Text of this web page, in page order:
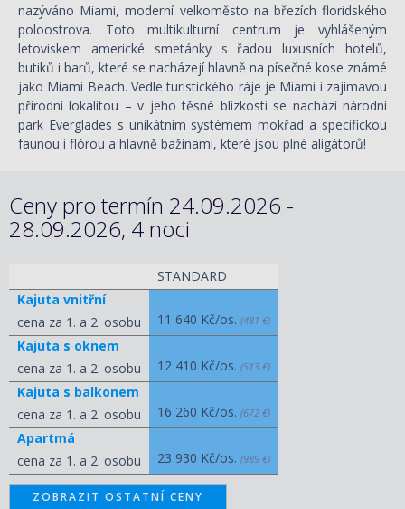
nazýváno Miami, moderní velkoměsto na březích floridského
poloostrova. Toto multikulturní centrum je vyhlášeným
letoviskem americké smetánky s řadou luxusních hotelů,
butiků i barů, které se nacházejí hlavně na písečné kose známé
jako Miami Beach. Vedle turistického ráje je Miami i zajímavou
přírodní lokalitou – v jeho těsné blízkosti se nachází národní
park Everglades s unikátním systémem mokřad a specifickou
faunou i flórou a hlavně bažinami, které jsou plné aligátorů!
Ceny pro termín 24.09.2026 -
28.09.2026, 4 noci
STANDARD
Kajuta vnitřní
cena za 1. a 2. osobu
11 640 Kč/os. (481 €)
Kajuta s oknem
cena za 1. a 2. osobu
12 410 Kč/os. (513 €)
Kajuta s balkonem
cena za 1. a 2. osobu
16 260 Kč/os. (672 €)
Apartmá
cena za 1. a 2. osobu
23 930 Kč/os. (989 €)
ZOBRAZIT OSTATNÍ CENY